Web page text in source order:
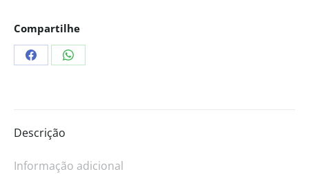
Compartilhe
Descrição
Informação adicional